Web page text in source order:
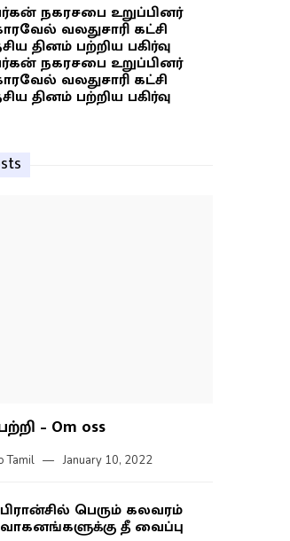
நகரசபை உறுப்பினர்
வலதுசாரி கட்சி
தினம் பற்றிய பகிர்வு
நகரசபை உறுப்பினர்
வலதுசாரி கட்சி
தினம் பற்றிய பகிர்வு
– Om oss
Tamil January 10, 2022
பிரான்சில் பெரும் கலவரம்
வாகனங்களுக்கு தீ வைப்பு